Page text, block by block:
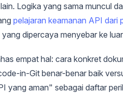
Logika yang sama muncul
pelajaran keamanan API dari
dipercaya menyebar ke
empat hal: cara konkret
in-Git benar-benar baik
yang aman" sebagai daftar